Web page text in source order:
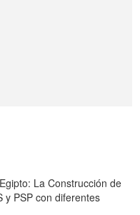
La Construcción de
y PSP con diferentes